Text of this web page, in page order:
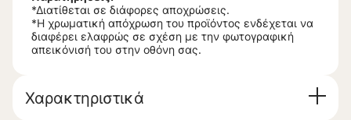
*Διατίθεται σε διάφορες αποχρώσεις.
*Η χρωματική απόχρωση του προϊόντος ενδέχεται να
διαφέρει ελαφρώς σε σχέση με την φωτογραφική
απεικόνισή του στην οθόνη σας.
Χαρακτηριστικά